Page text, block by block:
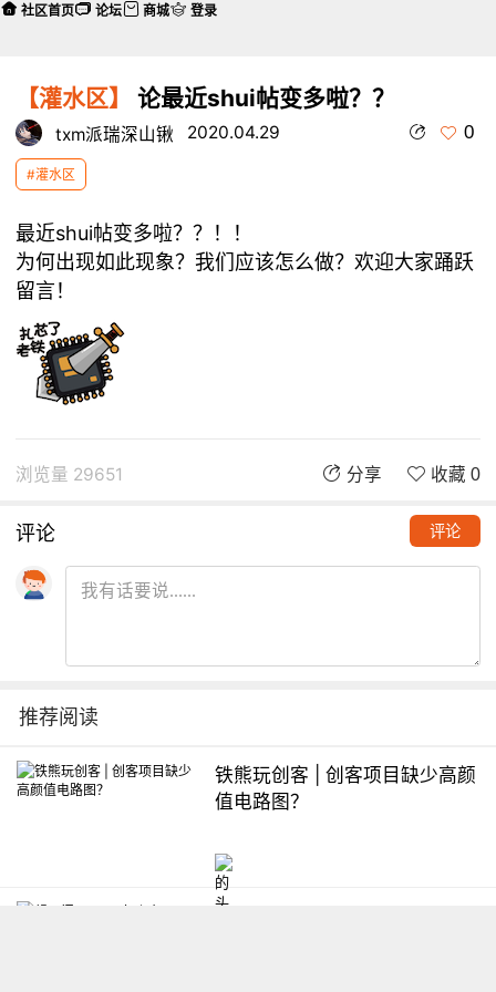
【灌水区】 论最近shui帖变多啦？？
txm派瑞深山锹 2020.04.29 0
#灌水区
最近shui帖变多啦？？！！
为何出现如此现象？我们应该怎么做？欢迎大家踊跃
留言！
浏览量 29651 分享 收藏 0
评论 评论
推荐阅读
铁熊玩创客 | 创客项目缺少高颜
值电路图？
社区首页 论坛 商城 登录